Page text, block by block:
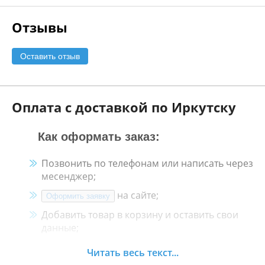
Отзывы
Оставить отзыв
Оплата с доставкой по Иркутску
Как оформать заказ:
Позвонить по телефонам или написать через
месенджер;
Оформить заявку
на сайте;
Добавить товар в корзину и оставить свои
данные;
Менеджер свяжется с Вами в течение 30
Читать весь текст...